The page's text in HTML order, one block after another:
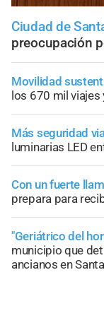
Ciudad de
preocupación
Movilidad
los 670 mil
Más seguridad
luminarias LED
Con un fuerte
prepara para
"Geriátrico del
municipio que
ancianos en